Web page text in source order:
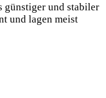
günstiger und stabiler
und lagen meist